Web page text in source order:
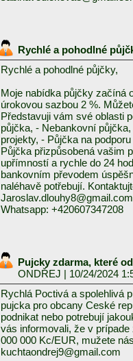
Rychlé a pohodlné
Rychlé a pohodlné půjčky,
Moje nabídka půjčky začíná
úrokovou sazbou 2 %.
Představuji vám své oblasti
půjčka, - Nebankovní
projekty, - Půjčka na
Půjčka přizpůsobená vašim
upřímností a rychle do 24
bankovním převodem
naléhavě potřebují.
Jaroslav.dlouhy8@gmail.com
Whatsapp: +420607347208
Pujcky zdarma, které
ONDŘEJ | 10/24/2024
Rychlá Poctivá a spolehlivá
pujcka pro obcany Ceské
podnikat nebo potrebují
vás informovali, že v
000 000 Kc/EUR, mužete
kuchtaondrej9@gmail.com